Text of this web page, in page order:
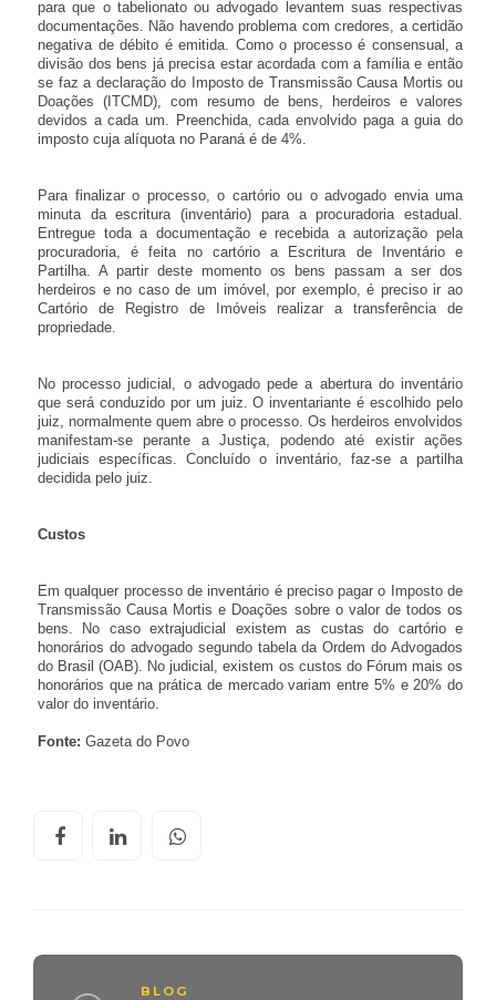
para que o tabelionato ou advogado levantem suas respectivas
documentações. Não havendo problema com credores, a certidão
negativa de débito é emitida. Como o processo é consensual, a
divisão dos bens já precisa estar acordada com a família e então
se faz a declaração do Imposto de Transmissão Causa Mortis ou
Doações (ITCMD), com resumo de bens, herdeiros e valores
devidos a cada um. Preenchida, cada envolvido paga a guia do
imposto cuja alíquota no Paraná é de 4%.
Para finalizar o processo, o cartório ou o advogado envia uma
minuta da escritura (inventário) para a procuradoria estadual.
Entregue toda a documentação e recebida a autorização pela
procuradoria, é feita no cartório a Escritura de Inventário e
Partilha. A partir deste momento os bens passam a ser dos
herdeiros e no caso de um imóvel, por exemplo, é preciso ir ao
Cartório de Registro de Imóveis realizar a transferência de
propriedade.
No processo judicial, o advogado pede a abertura do inventário
que será conduzido por um juiz. O inventariante é escolhido pelo
juiz, normalmente quem abre o processo. Os herdeiros envolvidos
manifestam-se perante a Justiça, podendo até existir ações
judiciais específicas. Concluído o inventário, faz-se a partilha
decidida pelo juiz.
Custos
Em qualquer processo de inventário é preciso pagar o Imposto de
Transmissão Causa Mortis e Doações sobre o valor de todos os
bens. No caso extrajudicial existem as custas do cartório e
honorários do advogado segundo tabela da Ordem do Advogados
do Brasil (OAB). No judicial, existem os custos do Fórum mais os
honorários que na prática de mercado variam entre 5% e 20% do
valor do inventário.
Fonte: Gazeta do Povo
BLOG